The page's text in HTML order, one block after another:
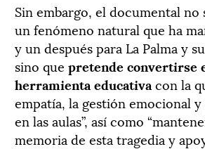
Sin embargo, el documental
un fenómeno natural que ha
y un después para La Palma y
sino que pretende convertirse
herramienta educativa con la
empatía, la gestión emocional
en las aulas”, así como
memoria de esta tragedia y